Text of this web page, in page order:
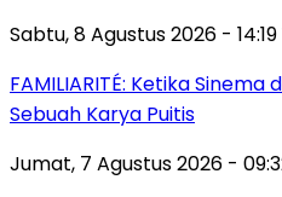
Sabtu, 8 Agustus 2026 - 14:19
FAMILIARITÉ: Ketika
Sebuah Karya Puitis
Jumat, 7 Agustus 2026 -